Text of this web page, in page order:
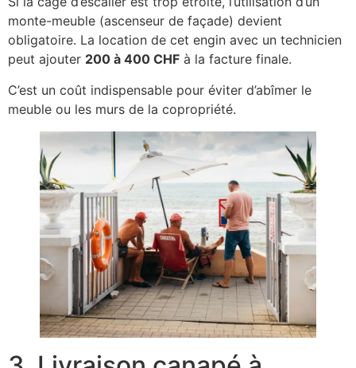
monte-meuble (ascenseur de façade) devient
obligatoire. La location de cet engin avec un technicien
peut ajouter 200 à 400 CHF à la facture finale.
C’est un coût indispensable pour éviter d’abîmer le
meuble ou les murs de la copropriété.